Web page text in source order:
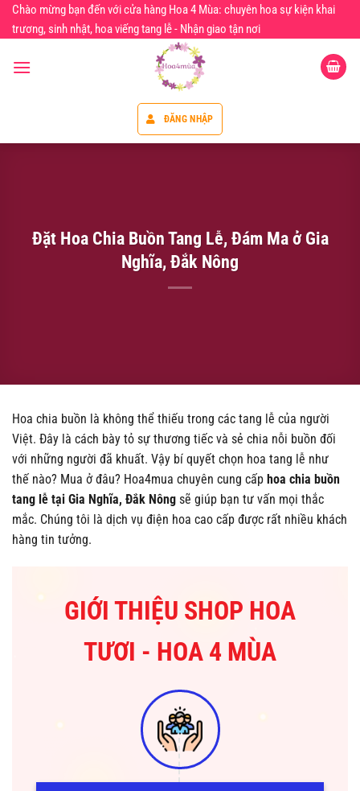
Chuyển
đến
dung
Chào mừng bạn đến với cửa hàng Hoa 4 Mùa: chuyên hoa sự kiện khai
trương, sinh nhật, hoa viếng tang lễ - Nhận giao tận nơi
ĐĂNG NHẬP
Đặt Hoa Chia Buồn Tang Lễ, Đám Ma ở Gia
Nghĩa, Đắk Nông
Hoa chia buồn là không thể thiếu trong các tang lễ của người
Việt. Đây là cách bày tỏ sự thương tiếc và sẻ chia nỗi buồn đối
với những người đã khuất. Vậy bí quyết chọn hoa tang lễ như
thế nào? Mua ở đâu? Hoa4mua chuyên cung cấp hoa chia buồn
tang lễ tại Gia Nghĩa, Đắk Nông sẽ giúp bạn tư vấn mọi thắc
mắc. Chúng tôi là dịch vụ điện hoa cao cấp được rất nhiều khách
hàng tin tưởng.
GIỚI THIỆU SHOP HOA
TƯƠI - HOA 4 MÙA